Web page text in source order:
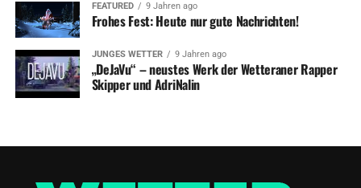
FEATURED 9 Jahren ago
Frohes Fest: Heute nur gute Nachrichten!
JUNGES WETTER 9 Jahren ago
„DeJaVu“ – neustes Werk der Wetteraner Rapper
Skipper und AdriNalin